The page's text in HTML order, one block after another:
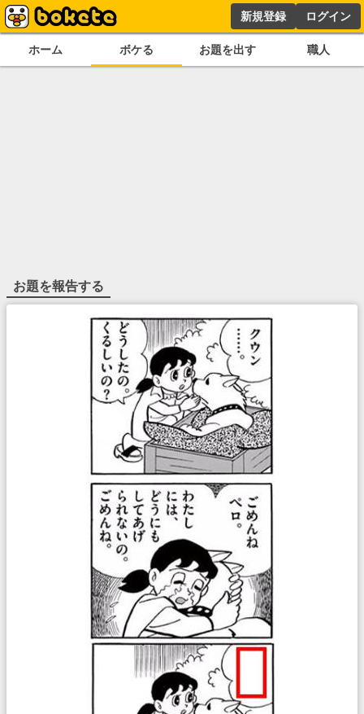
新規登録 ログイン
ホーム ボケる お題を出す 職人
お題を報告する